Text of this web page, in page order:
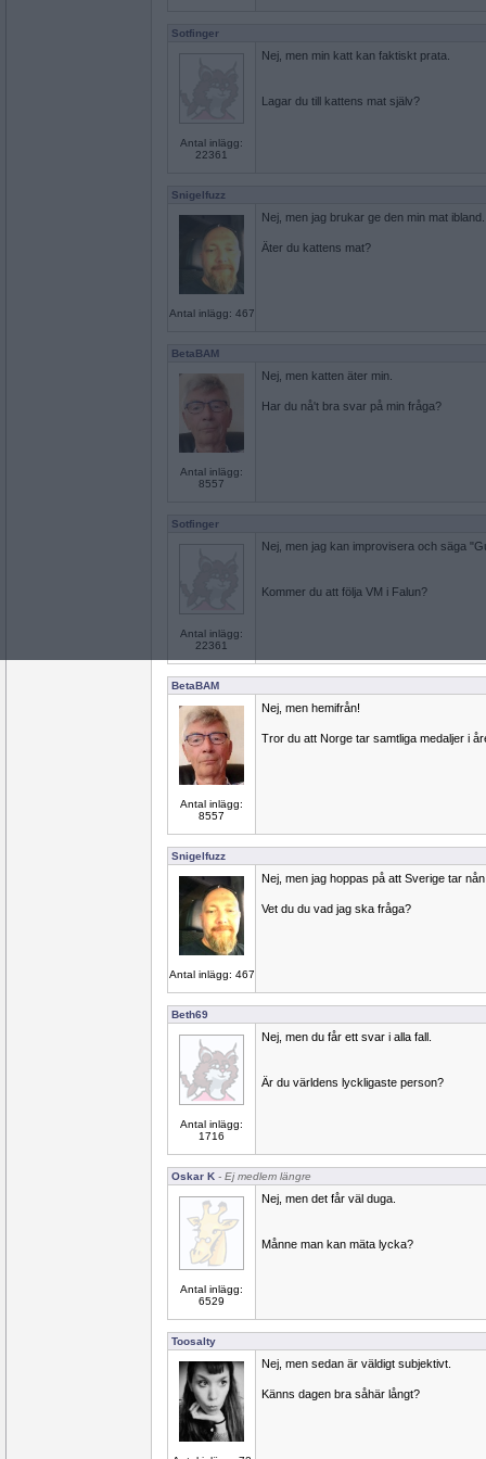
Sotfinger
Antal inlägg:
22361
Nej, men min katt kan faktiskt prata.
Lagar du till kattens mat själv?
Snigelfuzz
Antal inlägg: 467
Nej, men jag brukar ge den min mat ibland.
Äter du kattens mat?
BetaBAM
Antal inlägg:
8557
Nej, men katten äter min.
Har du nå't bra svar på min fråga?
Sotfinger
Antal inlägg:
22361
Nej, men jag kan improvisera och säga
Kommer du att följa VM i Falun?
BetaBAM
Antal inlägg:
8557
Nej, men hemifrån!
Tror du att Norge tar samtliga medaljer i
Snigelfuzz
Antal inlägg: 467
Nej, men jag hoppas på att Sverige tar
Vet du du vad jag ska fråga?
Beth69
Antal inlägg:
1716
Nej, men du får ett svar i alla fall.
Är du världens lyckligaste person?
Oskar K - Ej medlem längre
Antal inlägg:
6529
Nej, men det får väl duga.
Månne man kan mäta lycka?
Toosalty
Nej, men sedan är väldigt subjektivt.
Känns dagen bra såhär långt?